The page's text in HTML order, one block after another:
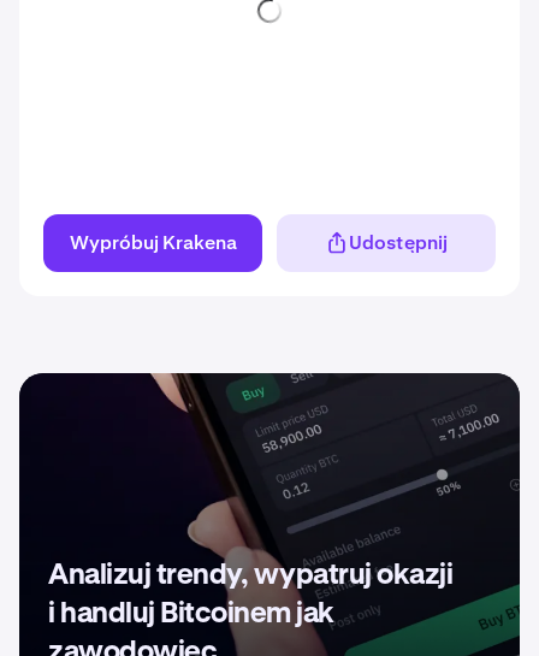
Wypróbuj Krakena Udostępnij
Analizuj trendy, wypatruj okazji
i handluj Bitcoinem jak